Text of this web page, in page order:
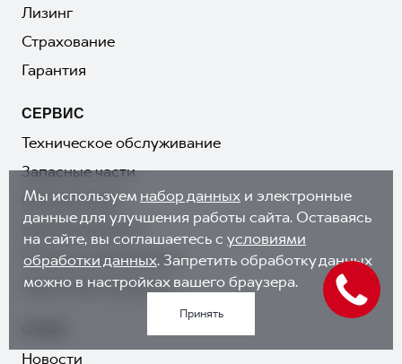
Лизинг
Страхование
Гарантия
СЕРВИС
Техническое обслуживание
Запасные части
Шиномонтаж
Кузовной ремонт
Покраска автомобиля
Гарантийный ремонт
Новости
Мы используем набор данных и электронные
данные для улучшения работы сайта. Оставаясь
на сайте, вы соглашаетесь с условиями
обработки данных. Запретить обработку данных
можно в настройках вашего браузера.
Принять